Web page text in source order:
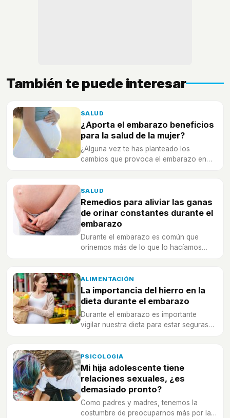
También te puede interesar
SALUD
¿Aporta el embarazo beneficios
para la salud de la mujer?
¿Alguna vez te has planteado los
cambios que provoca el embarazo en
SALUD
Remedios para aliviar las ganas
de orinar constantes durante el
embarazo
Durante el embarazo es común que
orinemos más de lo que lo hacíamos
ALIMENTACIÓN
La importancia del hierro en la
dieta durante el embarazo
Durante el embarazo es importante
vigilar nuestra dieta para estar seguras
bebé-
PSICOLOGIA
Mi hija adolescente tiene
relaciones sexuales, ¿es
demasiado pronto?
Como padres y madres, tenemos la
costumbre de preocuparnos más por la